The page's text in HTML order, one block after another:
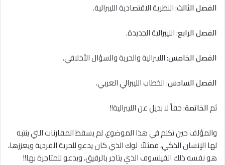
الفصل الثالث: النظرية الاقتصادية الليبرالية.
الفصل الرابع: الليبرالية الجديدة.
الفصل الخامس: الليبرالية والحرية والسؤال الأخلاقي.
الفصل السادس: الخطاب الليبرالي العربي.
ثمالخاتمة: حقاً لا بديل عن الليبرالية!!
والمؤلف حين تكلم في هذا الموضوع، لم يسقط المقارنات التي ينتبه
لها الإنسان الذكي، فمثلاً: لوك الذي كان يدعو للحرية الفردية ويعززها،
هو نفسه ذلك الفيلسوف الذي يتاجر بالرقيق، ويدعو للمتاجرة بها!!